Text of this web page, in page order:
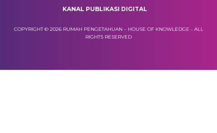
KANAL PUBLIKASI DIGITAL
COPYRIGHT © 2026 RUMAH PENGETAHUAN – HOUSE OF KNOWLEDGE - ALL
RIGHTS RESERVED